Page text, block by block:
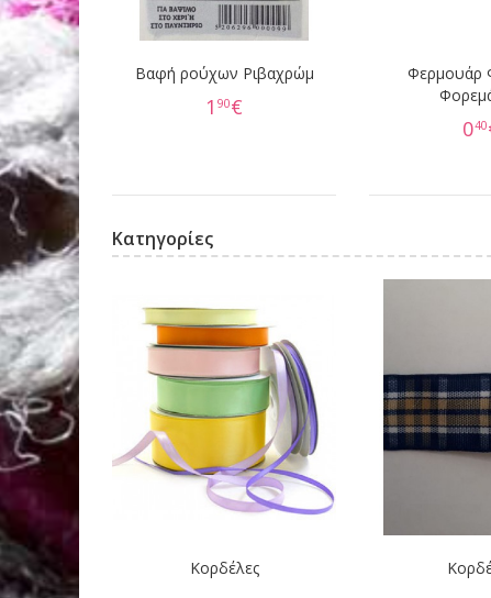
Βαφή ρούχων Ριβαχρώμ
1 90€
Φερμουάρ
040
Κατηγορίες
Κορδέλες